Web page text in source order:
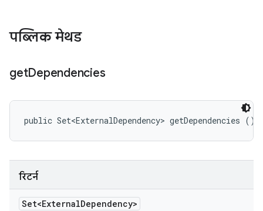
पब्लिक मेथड
getDependencies
public Set<ExternalDependency> getDependencies ()
रिटर्न
Set<ExternalDependency>